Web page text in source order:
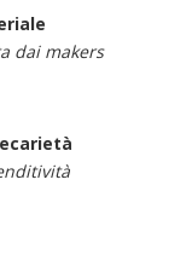
dai makers